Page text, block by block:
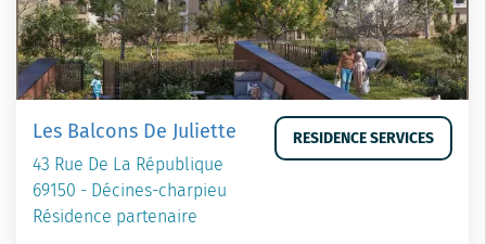
Les Balcons De Juliette
43 Rue De La République
69150 - Décines-charpieu
Résidence partenaire
RESIDENCE SERVICES